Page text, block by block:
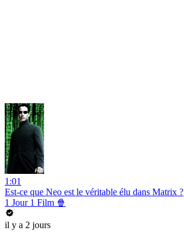
1:01
Est-ce que Neo est le véritable élu dans Matrix ?
1 Jour 1 Film 🍿
il y a 2 jours